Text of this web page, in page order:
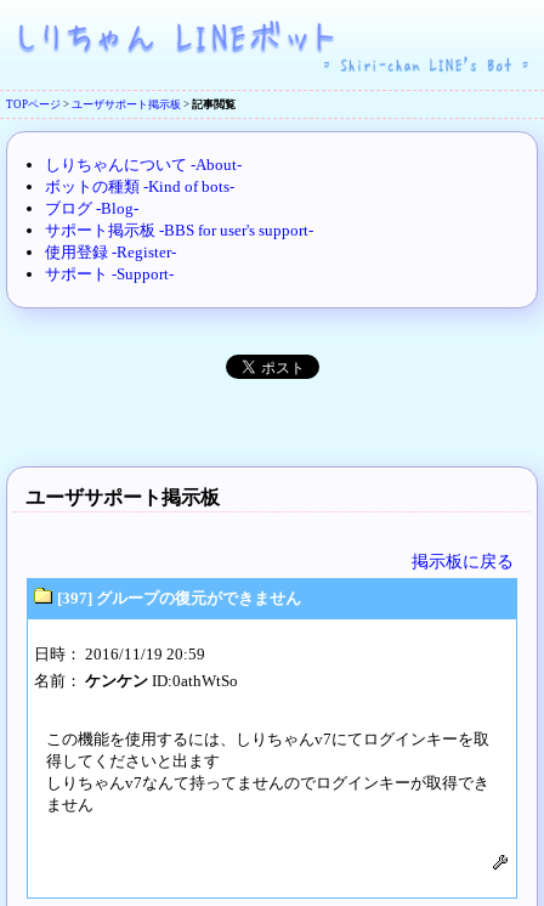
TOPページ > ユーザサポート掲示板 > 記事閲覧
しりちゃんについて -About-
ボットの種類 -Kind of bots-
ブログ -Blog-
サポート掲示板 -BBS for user's support-
使用登録 -Register-
サポート -Support-
ユーザサポート掲示板
掲示板に戻る
[397] グループの復元ができません
日時： 2016/11/19 20:59
名前： ケンケン ID:0athWtSo
この機能を使用するには、しりちゃんv7にてログインキーを取
得してくださいと出ます
しりちゃんv7なんて持ってませんのでログインキーが取得でき
ません